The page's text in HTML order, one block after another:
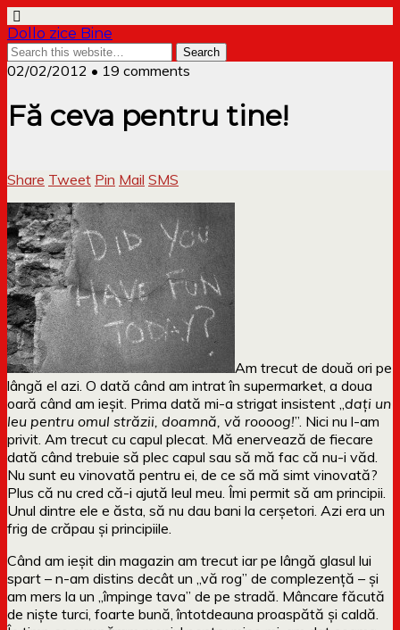
Dollo zice Bine
02/02/2012 • 19 comments
Fă ceva pentru tine!
Share Tweet Pin Mail SMS
Am trecut de două ori pe
lângă el azi. O dată când am intrat în supermarket, a doua
oară când am ieșit. Prima dată mi-a strigat insistent „ dați un
leu pentru omul străzii, doamnă, vă roooog!”. Nici nu l-am
privit. Am trecut cu capul plecat. Mă enervează de fiecare
dată când trebuie să plec capul sau să mă fac că nu-i văd.
Nu sunt eu vinovată pentru ei, de ce să mă simt vinovată?
Plus că nu cred că-i ajută leul meu. Îmi permit să am principii.
Unul dintre ele e ăsta, să nu dau bani la cerșetori. Azi era un
frig de crăpau și principiile.
Când am ieșit din magazin am trecut iar pe lângă glasul lui
spart – n-am distins decât un „vă rog” de complezență – și
am mers la un „împinge tava” de pe stradă. Mâncare făcută
de niște turci, foarte bună, întotdeauna proaspătă și caldă.